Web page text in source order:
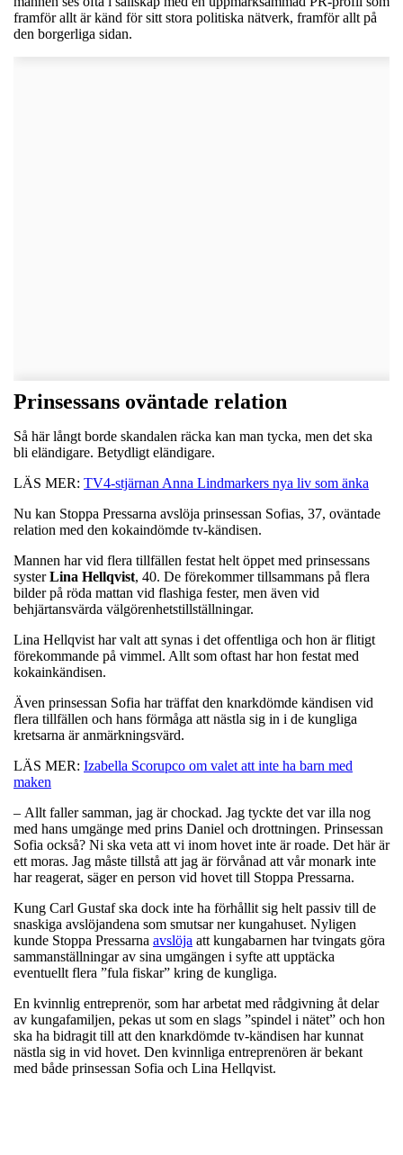
framför allt är känd för sitt stora politiska nätverk, framför allt på
den borgerliga sidan.
Prinsessans oväntade relation
Så här långt borde skandalen räcka kan man tycka, men det ska
bli eländigare. Betydligt eländigare.
LÄS MER: TV4-stjärnan Anna Lindmarkers nya liv som änka
Nu kan Stoppa Pressarna avslöja prinsessan Sofias, 37, oväntade
relation med den kokaindömde tv-kändisen.
Mannen har vid flera tillfällen festat helt öppet med prinsessans
systerLina Hellqvist, 40. De förekommer tillsammans på flera
bilder på röda mattan vid flashiga fester, men även vid
behjärtansvärda välgörenhetstillställningar.
Lina Hellqvist har valt att synas i det offentliga och hon är flitigt
förekommande på vimmel. Allt som oftast har hon festat med
kokainkändisen.
Även prinsessan Sofia har träffat den knarkdömde kändisen vid
flera tillfällen och hans förmåga att nästla sig in i de kungliga
kretsarna är anmärkningsvärd.
LÄS MER: Izabella Scorupco om valet att inte ha barn med
maken
– Allt faller samman, jag är chockad. Jag tyckte det var illa nog
med hans umgänge med prins Daniel och drottningen. Prinsessan
Sofia också? Ni ska veta att vi inom hovet inte är roade. Det här är
ett moras. Jag måste tillstå att jag är förvånad att vår monark inte
har reagerat, säger en person vid hovet till Stoppa Pressarna.
Kung Carl Gustaf ska dock inte ha förhållit sig helt passiv till de
snaskiga avslöjandena som smutsar ner kungahuset. Nyligen
kunde Stoppa Pressarna avslöja att kungabarnen har tvingats göra
sammanställningar av sina umgängen i syfte att upptäcka
eventuellt flera ”fula fiskar” kring de kungliga.
En kvinnlig entreprenör, som har arbetat med rådgivning åt delar
av kungafamiljen, pekas ut som en slags ”spindel i nätet” och hon
ska ha bidragit till att den knarkdömde tv-kändisen har kunnat
nästla sig in vid hovet. Den kvinnliga entreprenören är bekant
med både prinsessan Sofia och Lina Hellqvist.